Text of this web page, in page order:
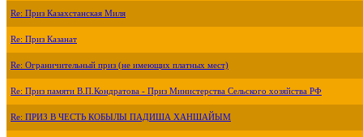
Re: Приз Казахстанская Миля
Re: Приз Казанат
Re: Ограничительный приз (не имеющих платных мест)
Re: Приз памяти В.П.Кондратова - Приз Министерства Сельского хозяйства РФ
Re: ПРИЗ В ЧЕСТЬ КОБЫЛЫ ПАДИША ХАНШАЙЫМ